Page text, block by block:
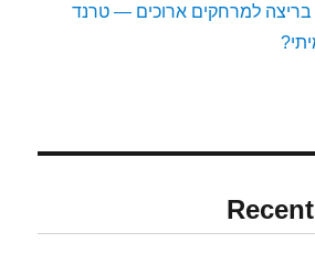
למרחקים ארוכים — טרנד